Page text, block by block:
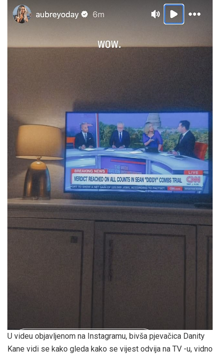
U videu objavljenom na Instagramu, bivša pjevačica Danity
Kane vidi se kako gleda kako se vijest odvija na TV -u, vidno